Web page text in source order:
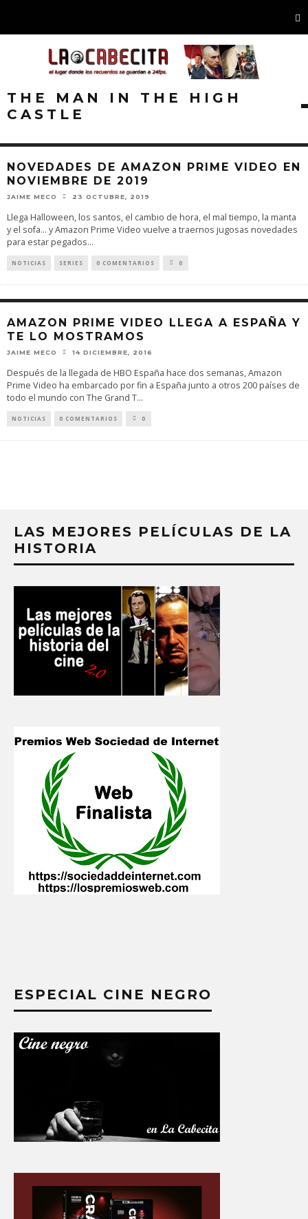
THE MAN IN THE HIGH
CASTLE
NOVEDADES DE AMAZON PRIME VIDEO EN
NOVIEMBRE DE 2019
JAIME MECO 23 OCTUBRE, 2019
Llega Halloween, los santos, el cambio de hora, el mal tiempo, la manta
y el sofa... y Amazon Prime Video vuelve a traernos jugosas novedades
para estar pegados...
NOTICIAS SERIES 0 COMENTARIOS 0
AMAZON PRIME VIDEO LLEGA A ESPAÑA Y
TE LO MOSTRAMOS
JAIME MECO 14 DICIEMBRE, 2016
Después de la llegada de HBO España hace dos semanas, Amazon
Prime Video ha embarcado por fin a España junto a otros 200 países de
todo el mundo con The Grand T...
NOTICIAS 0 COMENTARIOS 0
LAS MEJORES PELÍCULAS DE LA
HISTORIA
ESPECIAL CINE NEGRO